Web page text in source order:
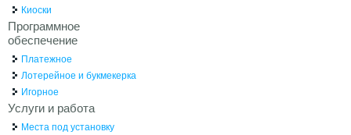
Киоски
Программное
обеспечение
Платежное
Лотерейное и букмекерка
Игорное
Услуги и работа
Места под установку